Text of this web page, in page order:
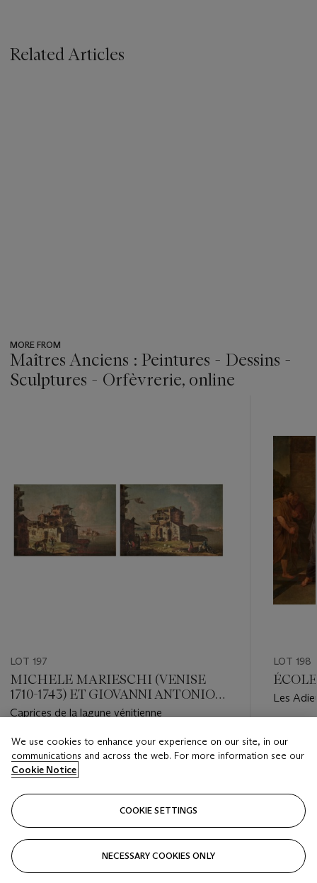
Related Articles
MORE FROM
Maîtres Anciens : Peintures - Dessins -
Sculptures - Orfèvrerie, online
LOT 197
MICHELE MARIESCHI (VENISE
1710-1743) ET GIOVANNI ANTONIO
GUARDI (VIENNE 1699-1760
Caprices de la lagune vénitienne
Estimate
EUR 40,000 - EUR 60,000
Closed
LOT 198
Les
EUR
We use cookies to enhance your experience on our site, in our
communications and across the web. For more information see our
Cookie Notice
COOKIE SETTINGS
NECESSARY COOKIES ONLY